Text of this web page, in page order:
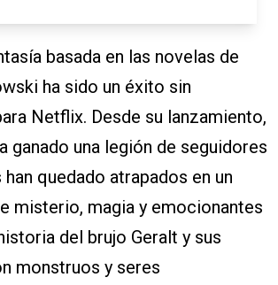
basada en las novelas de
ha sido un éxito sin
Netflix. Desde su lanzamiento,
ganado una legión de seguidores
quedado atrapados en un
misterio, magia y emocionantes
del brujo Geralt y sus
monstruos y seres